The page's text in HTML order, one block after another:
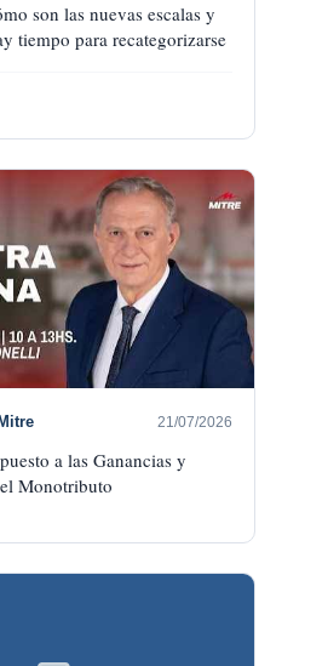
son las nuevas escalas y
tiempo para recategorizarse
21/07/2026
a las Ganancias y
Monotributo